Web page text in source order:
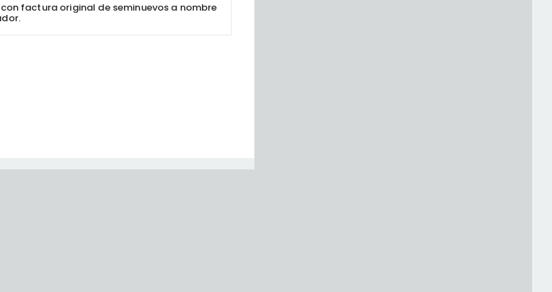
factura original de seminuevos a nombre